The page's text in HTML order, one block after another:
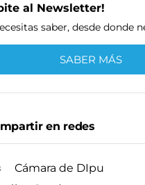
al Newsletter!
saber, desde donde
SABER MÁS
en redes
Cámara de DIpu